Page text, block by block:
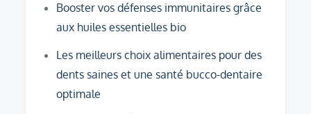
Booster vos défenses immunitaires grâce
aux huiles essentielles bio
Les meilleurs choix alimentaires pour des
dents saines et une santé bucco-dentaire
optimale